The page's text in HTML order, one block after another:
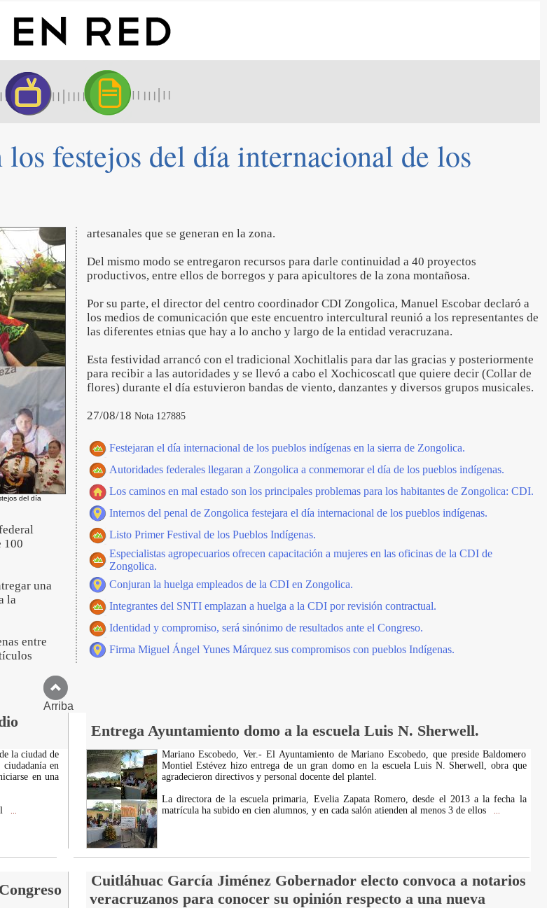
festejos del día internacional de los
del día
100
una
la
entre
artesanales que se generan en la zona.
Del mismo modo se entregaron recursos para darle continuidad a 40 proyectos
productivos, entre ellos de borregos y para apicultores de la zona montañosa.
Por su parte, el director del centro coordinador CDI Zongolica, Manuel Escobar declaró a
los medios de comunicación que este encuentro intercultural reunió a los representantes de
las diferentes etnias que hay a lo ancho y largo de la entidad veracruzana.
Esta festividad arrancó con el tradicional Xochitlalis para dar las gracias y posteriormente
para recibir a las autoridades y se llevó a cabo el Xochicoscatl que quiere decir (Collar de
flores) durante el día estuvieron bandas de viento, danzantes y diversos grupos musicales.
27/08/18 Nota 127885
Festejaran el día internacional de los pueblos indígenas en la sierra de Zongolica.
Autoridades federales llegaran a Zongolica a conmemorar el día de los pueblos indígenas.
Los caminos en mal estado son los principales problemas para los habitantes de Zongolica: CDI.
Internos del penal de Zongolica festejara el día internacional de los pueblos indígenas.
Listo Primer Festival de los Pueblos Indígenas.
Especialistas agropecuarios ofrecen capacitación a mujeres en las oficinas de la CDI de
Zongolica.
Conjuran la huelga empleados de la CDI en Zongolica.
Integrantes del SNTI emplazan a huelga a la CDI por revisión contractual.
Identidad y compromiso, será sinónimo de resultados ante el Congreso.
Firma Miguel Ángel Yunes Márquez sus compromisos con pueblos Indígenas.
Arriba
Entrega Ayuntamiento domo a la escuela Luis N. Sherwell.
la ciudad de
en
en una
Mariano Escobedo, Ver.- El Ayuntamiento de Mariano Escobedo, que preside Baldomero
Montiel Estévez hizo entrega de un gran domo en la escuela Luis N. Sherwell, obra que
agradecieron directivos y personal docente del plantel.
La directora de la escuela primaria, Evelia Zapata Romero, desde el 2013 a la fecha la
matrícula ha subido en cien alumnos, y en cada salón atienden al menos 3 de ellos
Cuitláhuac García Jiménez Gobernador electo convoca a notarios
veracruzanos para conocer su opinión respecto a una nueva